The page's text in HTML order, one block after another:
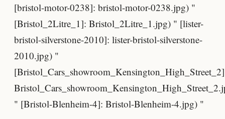
[bristol-motor-0238]: bristol-motor-0238.jpg) "
[Bristol_2Litre_1]: Bristol_2Litre_1.jpg) " [lister-
bristol-silverstone-2010]: lister-bristol-silverstone-
2010.jpg) "
" [Bristol-Blenheim-4]: Bristol-Blenheim-4.jpg) "